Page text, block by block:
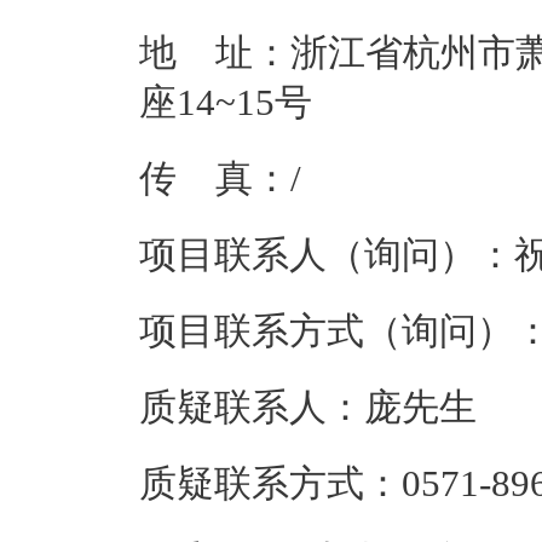
地    址： 浙江省杭州市
座14~15号
传    真：/
项目联系人（询问）：
项目联系方式（询问）
质疑联系人： 庞先生
质疑联系方式： 0571-